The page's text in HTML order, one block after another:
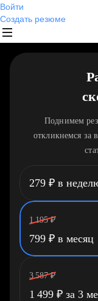
Войти
Создать резюме
Поднимем
откликнемся за
279 ₽ в
1 195 ₽
799 ₽ в месяц
3 587 ₽
1 499 ₽ за 3